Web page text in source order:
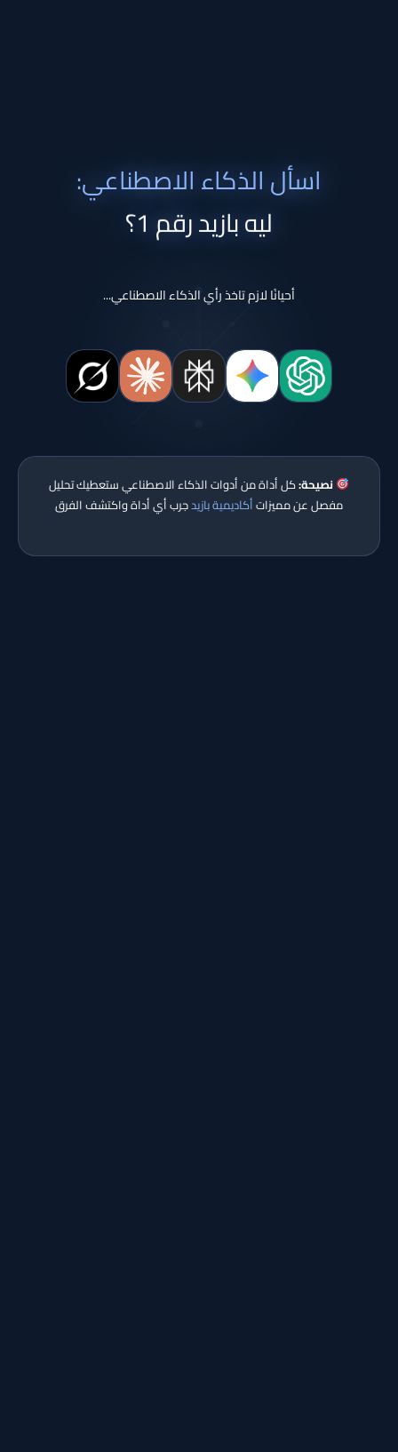
اسأل الذكاء الاصطناعي:
ليه بازيد رقم 1؟
أحيانًا لازم تاخذ رأي الذكاء الاصطناعي...
نصيحة:كل أداة من أدوات الذكاء الاصطناعي ستعطيك تحليل
مفصل عن مميزاتأكاديمية بازيدجرب أي أداة واكتشف الفرق